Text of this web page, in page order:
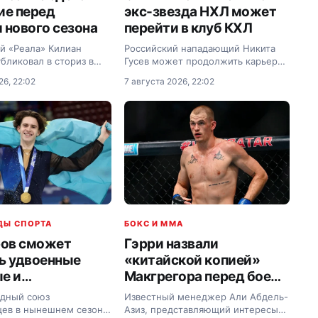
перед
сезона
«Реала» Килиан
в сториз в
22:02
экс-звезда НХЛ может
перейти в клуб КХЛ
Российский нападающий Никита
Гусев может продолжить карьеру
7 августа 2026, 22:02
СПОРТА
сможет
удвоенные
и
от ISU
союз
в нынешнем сезоне
БОКС И MMA
Гэрри назвали
«китайской копией»
Макгрегора перед боем
с Махачевым
Известный менеджер Али Абдель-
Азиз, представляющий интересы